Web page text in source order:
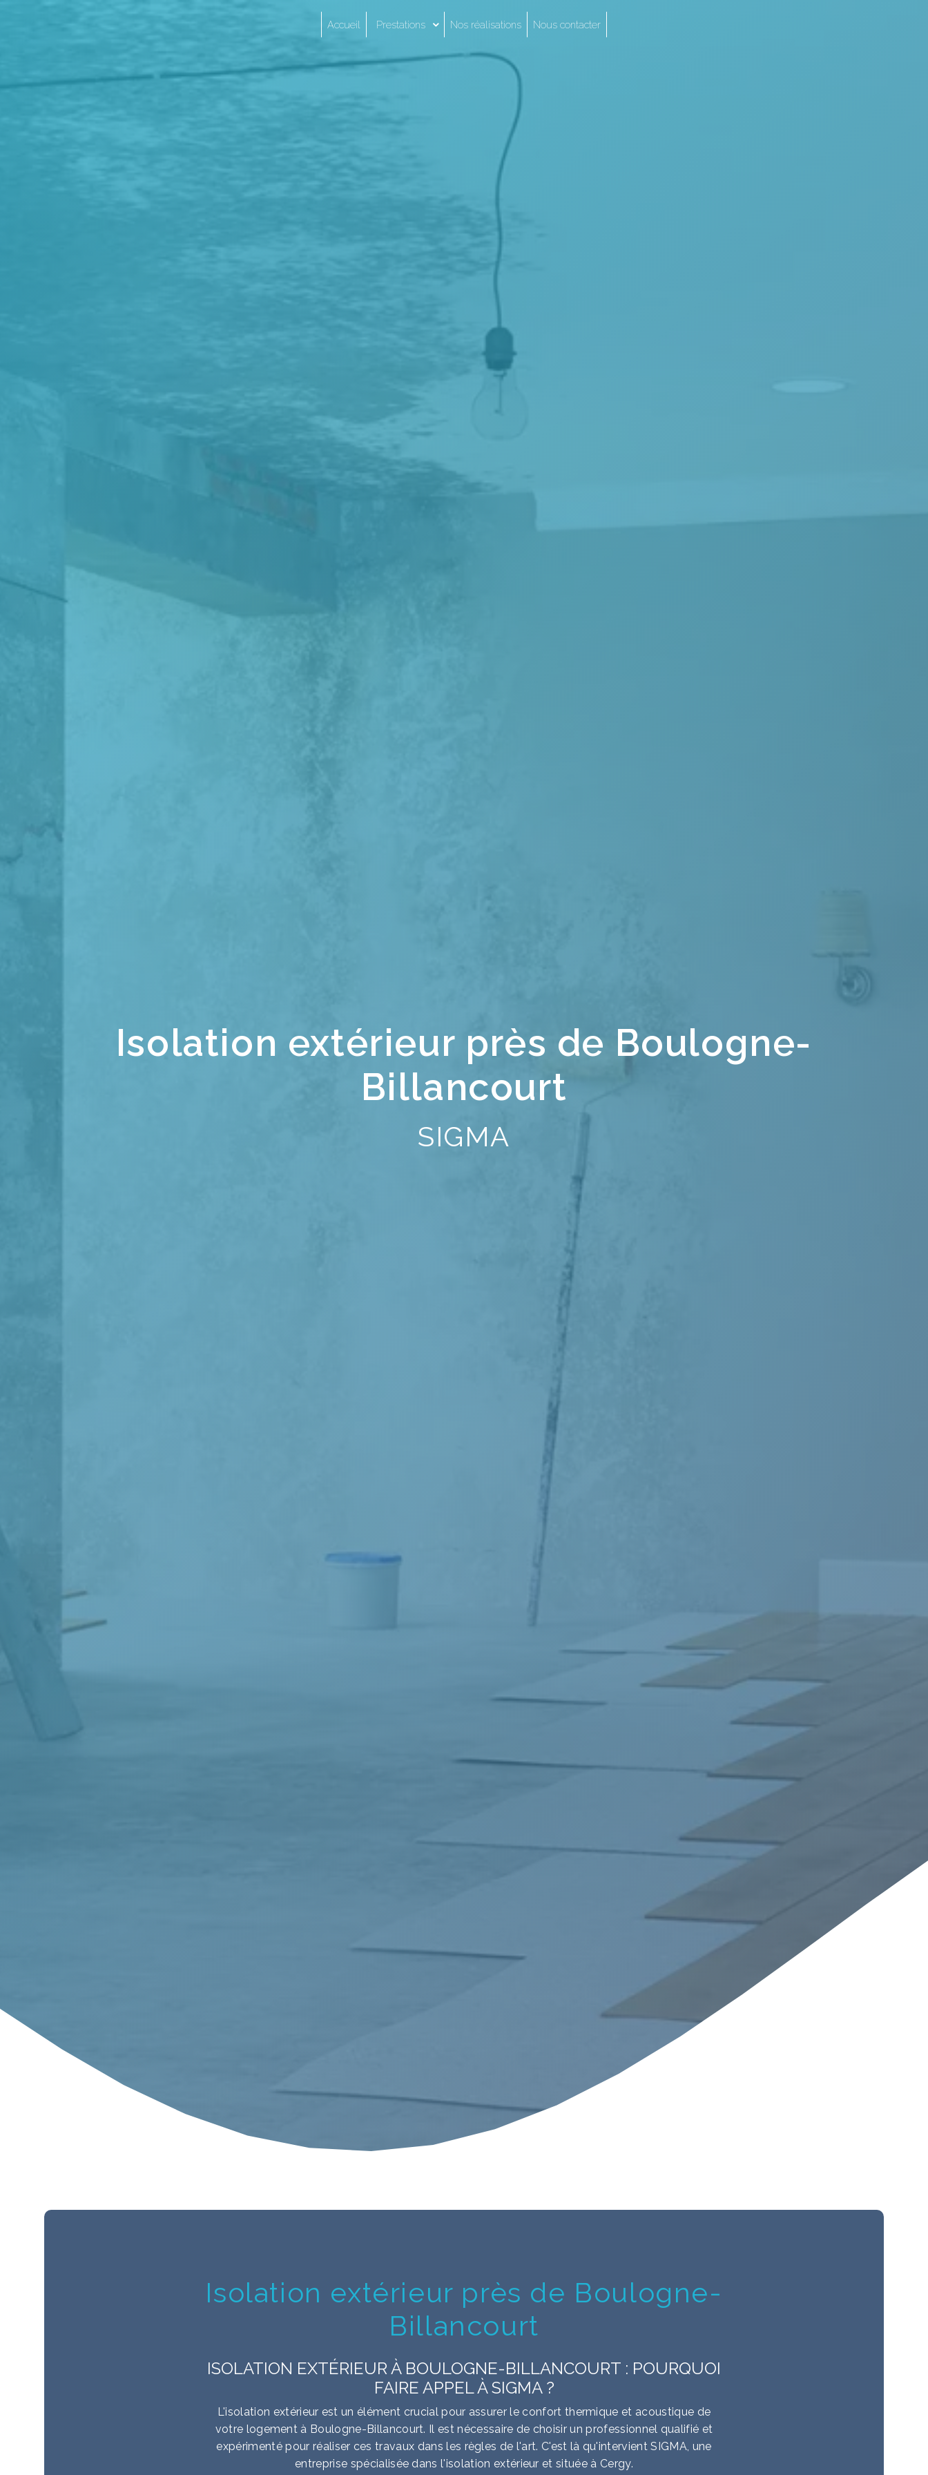
Accueil Prestations Nos réalisations Nous contacter
Isolation extérieur près de Boulogne-
Billancourt
SIGMA
Isolation extérieur près de Boulogne-
Billancourt
ISOLATION EXTÉRIEUR À BOULOGNE-BILLANCOURT : POURQUOI
FAIRE APPEL À SIGMA ?
L'isolation extérieur est un élément crucial pour assurer le confort thermique et acoustique de
votre logement à Boulogne-Billancourt. Il est nécessaire de choisir un professionnel qualifié et
expérimenté pour réaliser ces travaux dans les règles de l'art. C'est là qu'intervient SIGMA, une
entreprise spécialisée dans l'isolation extérieur et située à Cergy.
Panneau de gestion des cookies